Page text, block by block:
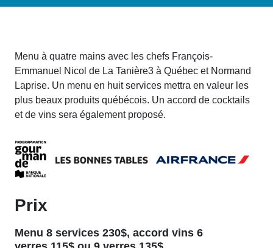
Menu à quatre mains avec les chefs François-
Emmanuel Nicol de La Tanière3 à Québec et Normand
Laprise. Un menu en huit services mettra en valeur les
plus beaux produits québécois. Un accord de cocktails
et de vins sera également proposé.
Prix
Menu 8 services 230$, accord vins 6